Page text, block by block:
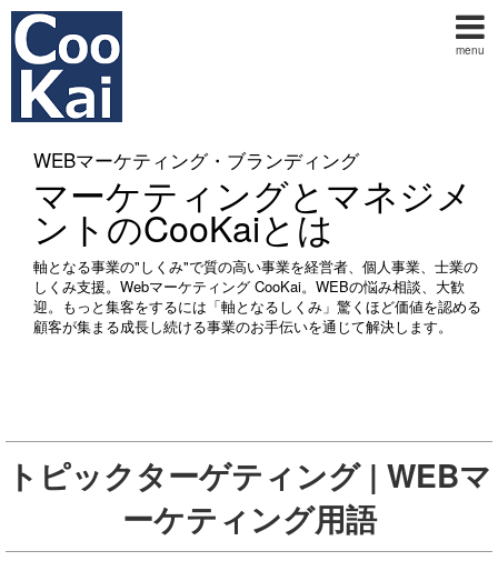
menu
WEBマーケティング・ブランディング
マーケティングとマネジメ
ントのCooKaiとは
軸となる事業の"しくみ"で質の高い事業を経営者、個人事業、士業の
しくみ支援。Webマーケティング CooKai。WEBの悩み相談、大歓
迎。もっと集客をするには「軸となるしくみ」驚くほど価値を認める
顧客が集まる成長し続ける事業のお手伝いを通じて解決します。
トピックターゲティング | WEBマ
ーケティング用語